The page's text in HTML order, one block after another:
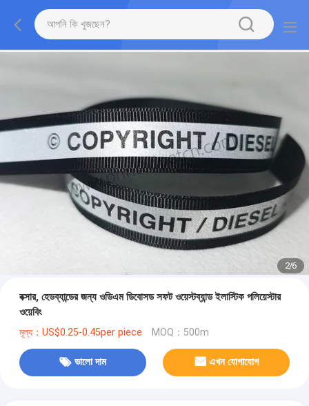
2/6
বক্সার, হেডব্যান্ডের জন্য ওডিএম ডিবোসড সফট ওয়েস্টব্যান্ড ইলাস্টিক পলিয়েস্টার
ওয়েবিং
মূল্য：US$0.25-0.45per piece MOQ：500m
ভালো দাম এখন যোগাযোগ